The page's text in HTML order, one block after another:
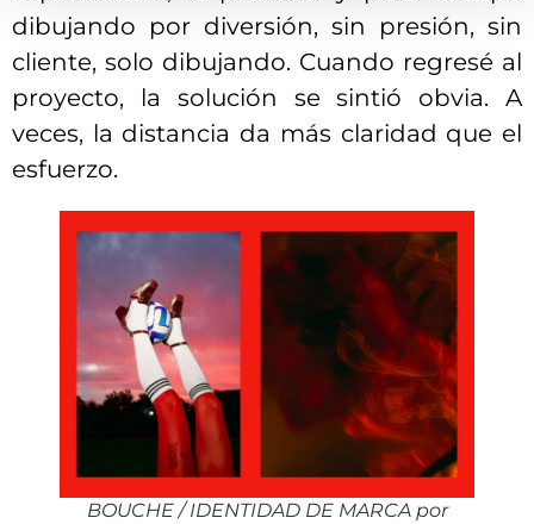
dibujando por diversión, sin presión, sin
cliente, solo dibujando. Cuando regresé al
proyecto, la solución se sintió obvia. A
veces, la distancia da más claridad que el
esfuerzo.
BOUCHE / IDENTIDAD DE MARCA por